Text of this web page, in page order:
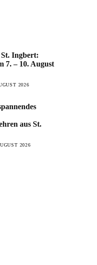
Ingbert:
7. – 10. August
2026
aus St.
2026